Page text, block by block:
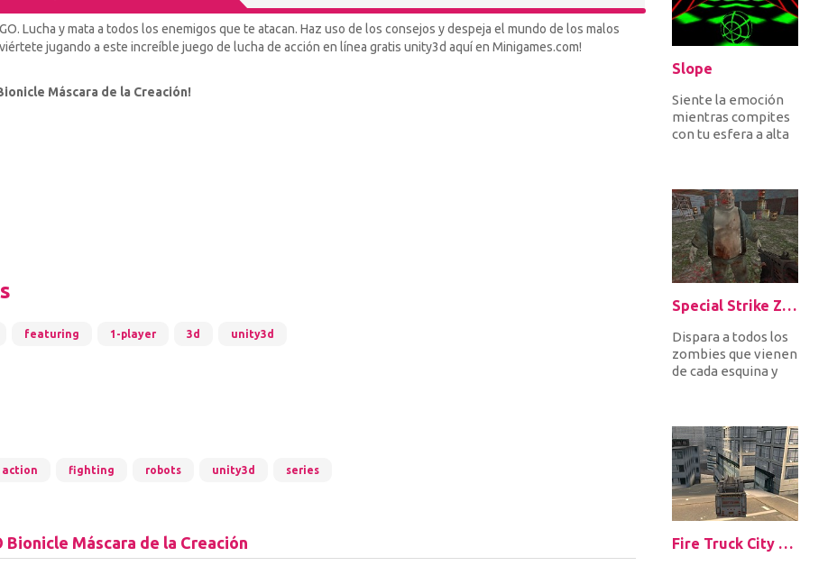
Lucha y mata a todos los enemigos que te atacan. Haz uso de los consejos y despeja el mundo de los malos
jugando a este increíble juego de lucha de acción en línea gratis unity3d aquí en Minigames.com!
Máscara de la Creación!
featuring 1-player 3d unity3d
action fighting robots unity3d series
Bionicle Máscara de la Creación
Slope
Siente la emoción
mientras compites
con tu esfera a alta
Special Strike Zombies
Dispara a todos los
zombies que vienen
de cada esquina y
primero. Des...
Fire Truck City Driving Sim